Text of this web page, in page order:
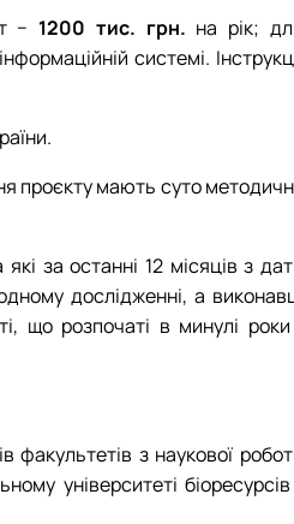
− 1200 тис. грн. на рік;
системі.
проєкту мають суто
за останні 12 місяців з
дослідженні, а
що розпочаті в минулі роки
факультетів з наукової
університеті біоресурсів